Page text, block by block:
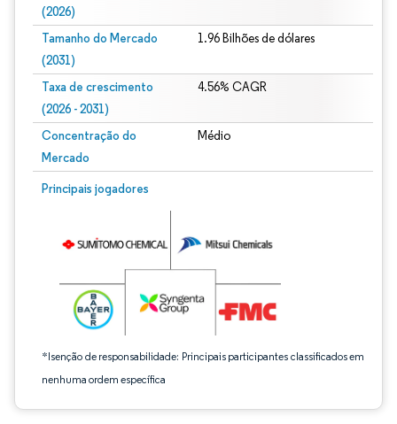
(2026)
Tamanho do Mercado
(2031)
1.96 Bilhões de dólares
Taxa de crescimento
(2026 - 2031)
4.56% CAGR
Concentração do
Mercado
Médio
Principais jogadores
*Isenção de responsabilidade: Principais participantes classificados em
nenhuma ordem específica
Imagem © Mordor Intelligence. O reuso requer atribuição conforme CC BY 4.0.